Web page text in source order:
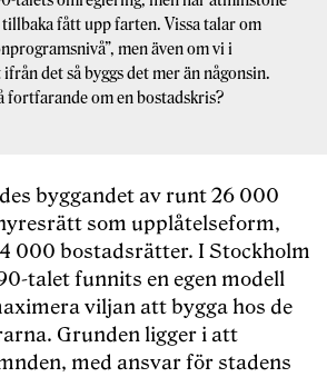
fått upp farten. Vissa talar om
men även om vi i
det så byggs det mer än någonsin.
fortfarande om en bostadskris?
byggandet av runt 26 000
som upplåtelseform,
000 bostadsrätter. I Stockholm
talet funnits en egen modell
viljan att bygga hos de
Grunden ligger i att
med ansvar för stadens